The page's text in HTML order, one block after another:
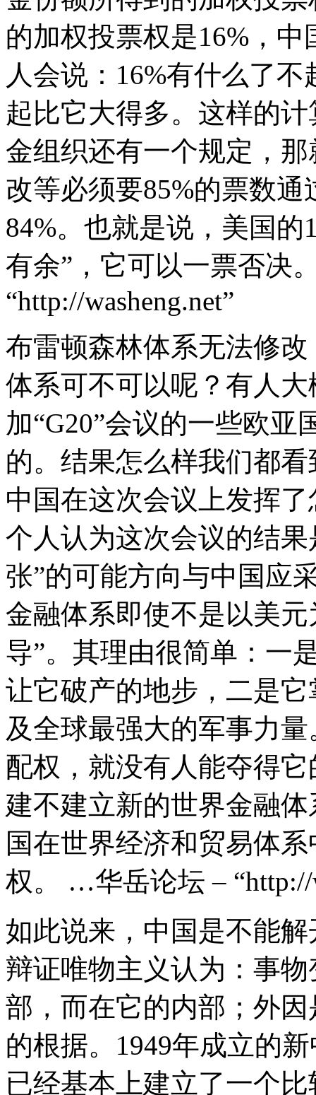
的加权投票权是16%，
人会说：16%有什么了
起比它大得多。这样的
金组织还有一个规定，
改等必须要85%的票数通
84%。也就是说，美国
有余”，它可以一票否决
“http://washeng.net”
布雷顿森林体系无法修
体系可不可以呢？有人
加“G20”会议的一些欧
的。结果怎么样我们都
中国在这次会议上发挥
个人认为这次会议的结
张”的可能方向与中国应
金融体系即使不是以美
导”。其理由很简单：一
让它破产的地步，二是
及全球最强大的军事力
配权，就没有人能夺得
建不建立新的世界金融
国在世界经济和贸易体
权。 …华岳论坛 – “http://
如此说来，中国是不能
辩证唯物主义认为：事
部，而在它的内部；外
的根据。1949年成立的
已经基本上建立了一个